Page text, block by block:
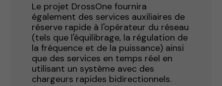
Le projet DrossOne fournira
également des services auxiliaires de
réserve rapide à l'opérateur du réseau
(tels que l'équilibrage, la régulation de
la fréquence et de la puissance) ainsi
que des services en temps réel en
utilisant un système avec des
chargeurs rapides bidirectionnels.